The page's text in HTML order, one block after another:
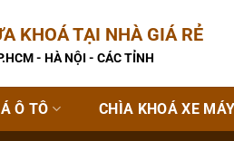
KHOÁ TẠI NHÀ GIÁ RẺ
- HÀ NỘI - CÁC TỈNH
Ô TÔ CHÌA KHOÁ XE MÁY